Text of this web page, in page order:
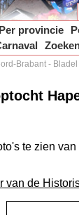
Per provincie
Brabant - Bladel
te zien
van de